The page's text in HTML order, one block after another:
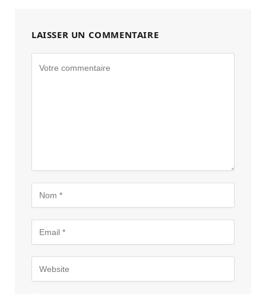
LAISSER UN COMMENTAIRE